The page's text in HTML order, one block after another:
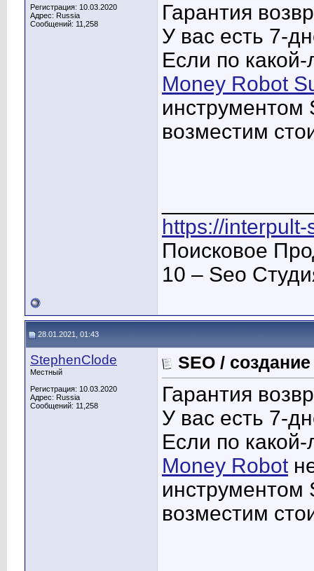
Регистрация: 10.03.2020
Адрес: Russia
Сообщений: 11,258
Гарантия
У вас есть 7-
Если по
Money Robot
инструментом
возместим
https://
Поисковое
10 – Seo
28.01.2021, 01:43
StephenClode
Местный
Регистрация: 10.03.2020
Адрес: Russia
Сообщений: 11,258
SEO /
Гарантия
У вас есть 7-
Если по
Money Robot
инструментом
возместим